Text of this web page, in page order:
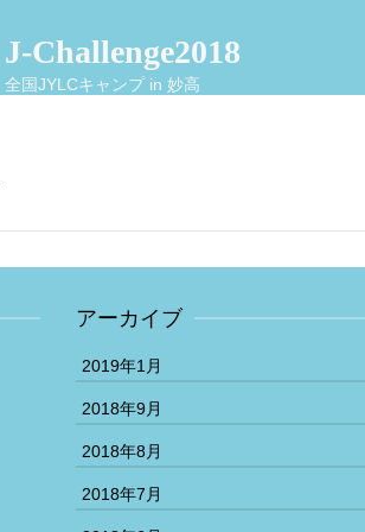
J-Challenge2018
全国JYLCキャンプ in 妙高
アーカイブ
2019年1月
2018年9月
2018年8月
2018年7月